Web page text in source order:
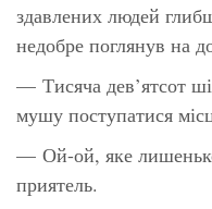
здавлених людей
недобре поглянув на
— Тисяча дев’ятсот
мушу поступатися
— Ой-ой, яке
приятель.